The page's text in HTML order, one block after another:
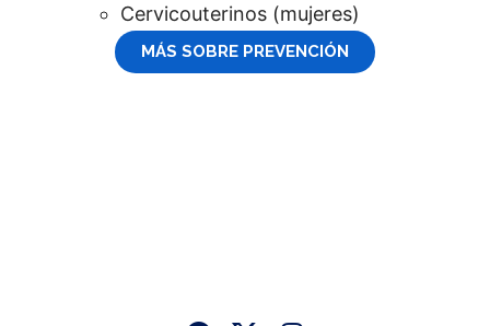
Cervicouterinos (mujeres)
MÁS SOBRE PREVENCIÓN